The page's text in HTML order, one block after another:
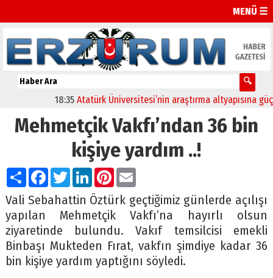
MENÜ ☰
18:35 Atatürk Üniversitesi’nin araştırma altyapısına güçlü
Mehmetçik Vakfı’ndan 36 bin
kişiye yardım ..!
PaylaşFacebook
TwitterLinkedIn
Pinterest
Email
Vali Sebahattin Öztürk geçtiğimiz günlerde açılışı
yapılan Mehmetçik Vakfı’na hayırlı olsun
ziyaretinde bulundu. Vakıf temsilcisi emekli
Binbaşı Mukteden Fırat, vakfın şimdiye kadar 36
bin kişiye yardım yaptığını söyledi.